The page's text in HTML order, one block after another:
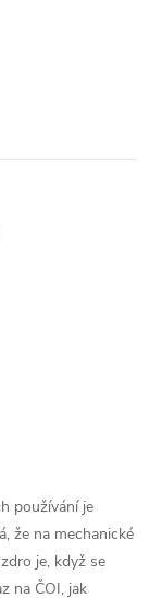
používání je
že na mechanické
je, když se
na ČOI, jak